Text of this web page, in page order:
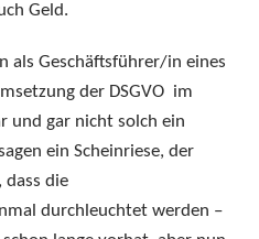
Geld.
als Geschäftsführer/in eines
der DSGVO im
und gar nicht solch ein
ein Scheinriese, der
die
durchleuchtet werden –